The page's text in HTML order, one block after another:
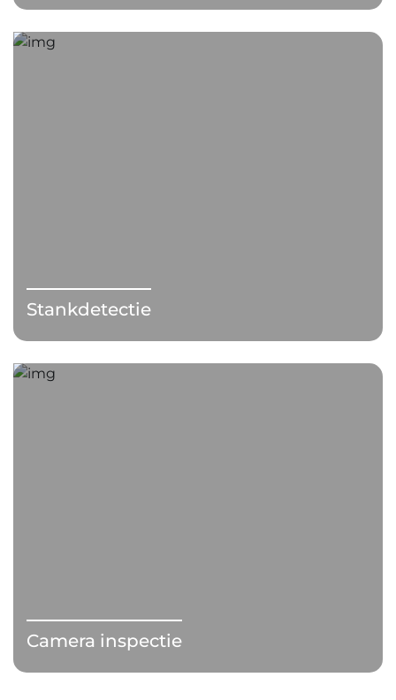
Stankdetectie
Camera inspectie